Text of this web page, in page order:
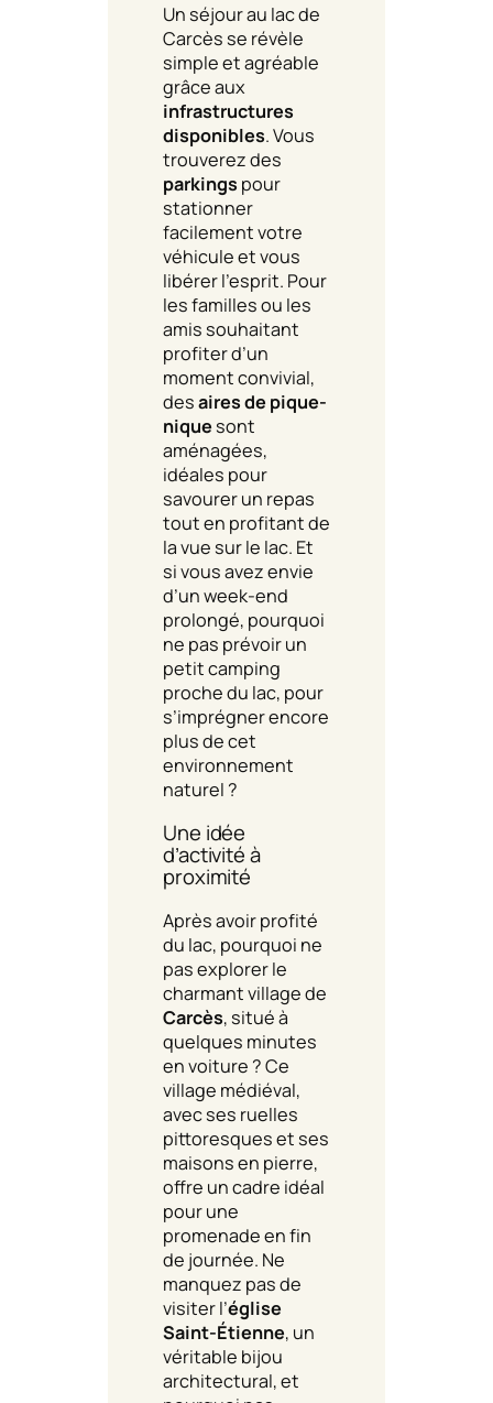
Un séjour au lac de
Carcès se révèle
simple et agréable
grâce aux
infrastructures
disponibles. Vous
trouverez des
parkings pour
stationner
facilement votre
véhicule et vous
libérer l’esprit. Pour
les familles ou les
amis souhaitant
profiter d’un
moment convivial,
desaires de pique-
nique sont
aménagées,
idéales pour
savourer un repas
tout en profitant de
la vue sur le lac. Et
si vous avez envie
d’un week-end
prolongé, pourquoi
ne pas prévoir un
petit camping
proche du lac, pour
s’imprégner encore
plus de cet
environnement
naturel ?
Une idée
d’activité à
proximité
Après avoir profité
du lac, pourquoi ne
pas explorer le
charmant village de
Carcès, situé à
quelques minutes
en voiture ? Ce
village médiéval,
avec ses ruelles
pittoresques et ses
maisons en pierre,
offre un cadre idéal
pour une
promenade en fin
de journée. Ne
manquez pas de
visiter l’église
Saint-Étienne, un
véritable bijou
architectural, et